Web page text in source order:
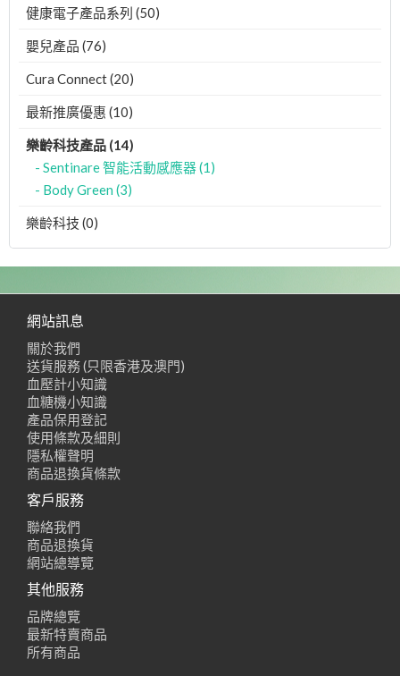
健康電子產品系列 (50)
嬰兒產品 (76)
Cura Connect (20)
最新推廣優惠 (10)
樂齡科技產品 (14)
- Sentinare 智能活動感應器 (1)
- Body Green (3)
樂齡科技 (0)
網站訊息
關於我們
送貨服務 (只限香港及澳門)
血壓計小知識
血糖機小知識
產品保用登記
使用條款及細則
隱私權聲明
商品退換貨條款
客戶服務
聯絡我們
商品退換貨
網站總導覽
其他服務
品牌總覽
最新特賣商品
所有商品